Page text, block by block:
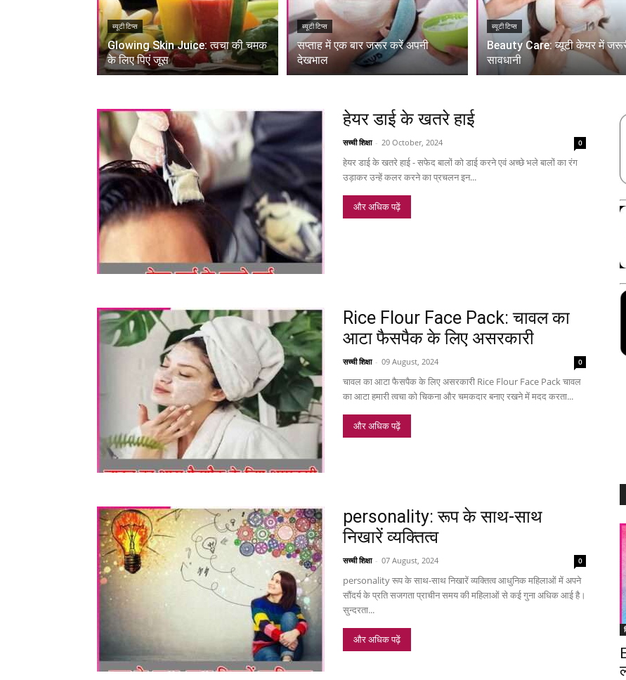
ब्यूटी टिप्स
Glowing Skin Juice: त्वचा की चमक
के लिए पिएं जूस
ब्यूटी टिप्स
सप्ताह में एक बार जरूर करें अपनी
देखभाल
ब्यूटी टिप्स
Beauty Care: ब्यूटी केयर में
सावधानी
हेयर डाई के खतरे हाई
सच्ची शिक्षा - 20 October, 2024 0
हेयर डाई के खतरे हाई - सफेद बालों को डाई करने एवं अच्छे भले बालों का रंग
उड़ाकर उन्हें कलर करने का प्रचलन इन...
और अधिक पढ़ें
Rice Flour Face Pack: चावल का
आटा फैसपैक के लिए असरकारी
सच्ची शिक्षा - 09 August, 2024 0
चावल का आटा फैसपैक के लिए असरकारी Rice Flour Face Pack चावल
का आटा हमारी त्वचा को चिकना और चमकदार बनाए रखने में मदद करता...
और अधिक पढ़ें
personality: रूप के साथ-साथ
निखारें व्यक्तित्व
सच्ची शिक्षा - 07 August, 2024 0
personality रूप के साथ-साथ निखारें व्यक्तित्व आधुनिक महिलाओं में अपने
सौंदर्य के प्रति सजगता प्राचीन समय की महिलाओं से कई गुना अधिक आई है।
सुन्दरता...
और अधिक पढ़ें